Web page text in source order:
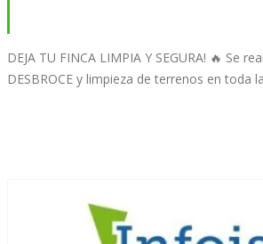
DEJA TU FINCA LIMPIA Y SEGURA! 🔥 Se
DESBROCE y limpieza de terrenos en toda